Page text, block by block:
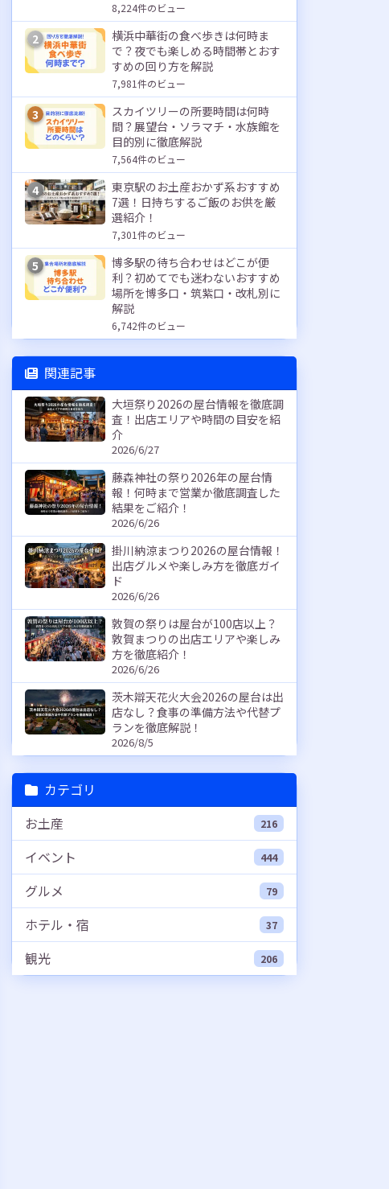
8,224件のビュー
2
横浜中華街の食べ歩きは何時ま
で？夜でも楽しめる時間帯とおす
すめの回り方を解説
7,981件のビュー
3
スカイツリーの所要時間は何時
間？展望台・ソラマチ・水族館を
目的別に徹底解説
7,564件のビュー
4
東京駅のお土産おかず系おすすめ
7選！日持ちするご飯のお供を厳
選紹介！
7,301件のビュー
5
博多駅の待ち合わせはどこが便
利？初めてでも迷わないおすすめ
場所を博多口・筑紫口・改札別に
解説
6,742件のビュー
関連記事
大垣祭り2026の屋台情報を徹底調
査！出店エリアや時間の目安を紹
介
2026/6/27
藤森神社の祭り2026年の屋台情
報！何時まで営業か徹底調査した
結果をご紹介！
2026/6/26
掛川納涼まつり2026の屋台情報！
出店グルメや楽しみ方を徹底ガイ
ド
2026/6/26
敦賀の祭りは屋台が100店以上？
敦賀まつりの出店エリアや楽しみ
方を徹底紹介！
2026/6/26
茨木辯天花火大会2026の屋台は出
店なし？食事の準備方法や代替プ
ランを徹底解説！
2026/8/5
カテゴリ
お土産
216
イベント 444
グルメ 79
ホテル・宿 37
観光 206